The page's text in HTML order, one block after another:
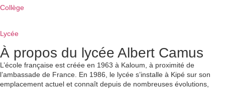
Collège
Lycée
À propos du lycée Albert Camus
L’école française est créée en 1963 à Kaloum, à proximité de
l’ambassade de France. En 1986, le lycée s’installe à Kipé sur son
emplacement actuel et connaît depuis de nombreuses évolutions,